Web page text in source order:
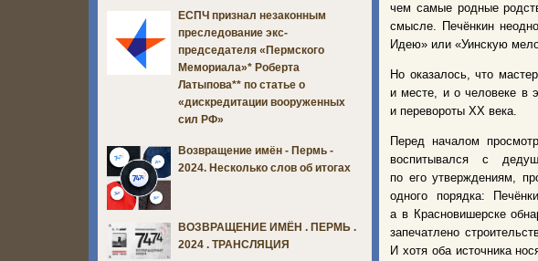
чем самые родные
смысле. Печёнкин
Идею» или «Уинскую
Но оказалось, что
и месте, и о человеке в
и перевороты ХХ века.
Перед началом
воспитывался с
по его утверждениям,
одного порядка:
а в Красновишерске
запечатлено
И хотя оба источника
ЕСПЧ признал незаконным
преследование экс-
председателя «Пермского
Мемориала»* Роберта
Латыпова** по статье о
«дискредитации вооруженных
сил РФ»
Возвращение имён - Пермь -
2024. Несколько слов об итогах
ВОЗВРАЩЕНИЕ ИМЁН . ПЕРМЬ .
2024 . ТРАНСЛЯЦИЯ